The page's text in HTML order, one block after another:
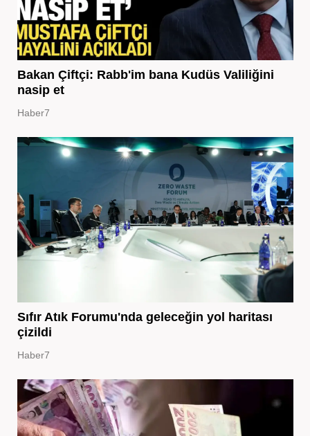
Bakan Çiftçi: Rabb'im bana Kudüs Valiliğini
nasip et
Haber7
Sıfır Atık Forumu'nda geleceğin yol haritası
çizildi
Haber7